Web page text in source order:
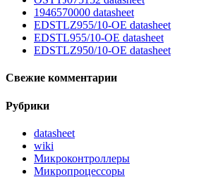
1946570000 datasheet
EDSTLZ955/10-OE datasheet
EDSTL955/10-OE datasheet
EDSTLZ950/10-OE datasheet
Свежие комментарии
Рубрики
datasheet
wiki
Микроконтроллеры
Микропроцессоры